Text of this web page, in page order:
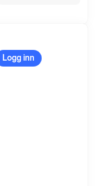
Logg inn